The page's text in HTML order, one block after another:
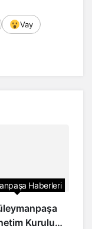
Vay
Kurulu
Haberleri